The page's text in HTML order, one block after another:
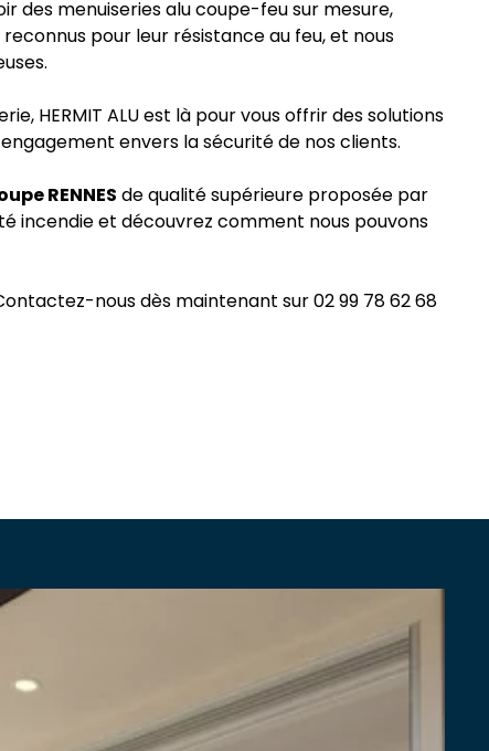
des menuiseries alu coupe-feu sur mesure,
pour leur résistance au feu, et nous
HERMIT ALU est là pour vous offrir des solutions
envers la sécurité de nos clients.
RENNES de qualité supérieure proposée par
incendie et découvrez comment nous pouvons
nous dès maintenant sur02 99 78 62 68